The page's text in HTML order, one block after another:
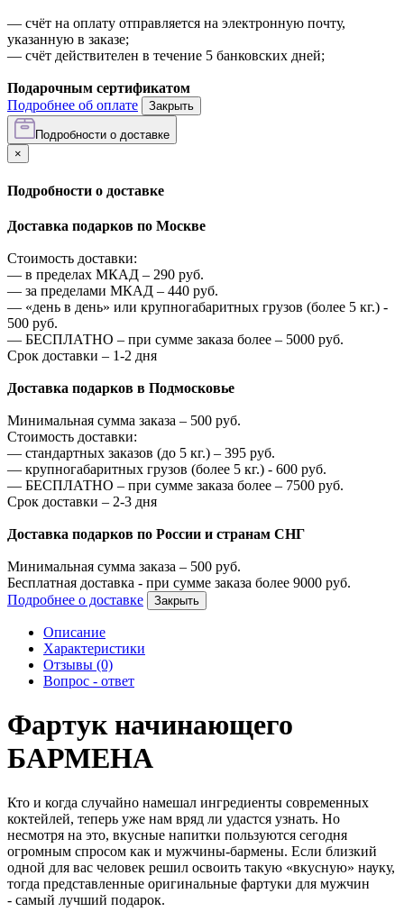
— счёт на оплату отправляется на электронную почту,
указанную в заказе;
— счёт действителен в течение 5 банковских дней;
Подарочным сертификатом
Подробнее об оплате
Закрыть
Подробности о доставке
×
Подробности о доставке
Доставка подарков по Москве
Стоимость доставки:
— в пределах МКАД – 290 руб.
— за пределами МКАД – 440 руб.
— «день в день» или крупногабаритных грузов (более 5 кг.) -
500 руб.
— БЕСПЛАТНО – при сумме заказа более – 5000 руб.
Срок доставки – 1-2 дня
Доставка подарков в Подмосковье
Минимальная сумма заказа – 500 руб.
Стоимость доставки:
— стандартных заказов (до 5 кг.) – 395 руб.
— крупногабаритных грузов (более 5 кг.) - 600 руб.
— БЕСПЛАТНО – при сумме заказа более – 7500 руб.
Срок доставки – 2-3 дня
Доставка подарков по России и странам СНГ
Минимальная сумма заказа – 500 руб.
Бесплатная доставка - при сумме заказа более 9000 руб.
Подробнее о доставке
Закрыть
Описание
Характеристики
Отзывы (0)
Вопрос - ответ
Фартук начинающего
БАРМЕНА
Кто и когда случайно намешал ингредиенты современных
коктейлей, теперь уже нам вряд ли удастся узнать. Но
несмотря на это, вкусные напитки пользуются сегодня
огромным спросом как и мужчины-бармены. Если близкий
одной для вас человек решил освоить такую «вкусную» науку,
тогда представленные оригинальные фартуки для мужчин
- самый лучший подарок.